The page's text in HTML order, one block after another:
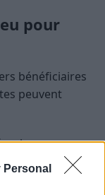
Personal
pour
bénéficiaires
peuvent
par
la